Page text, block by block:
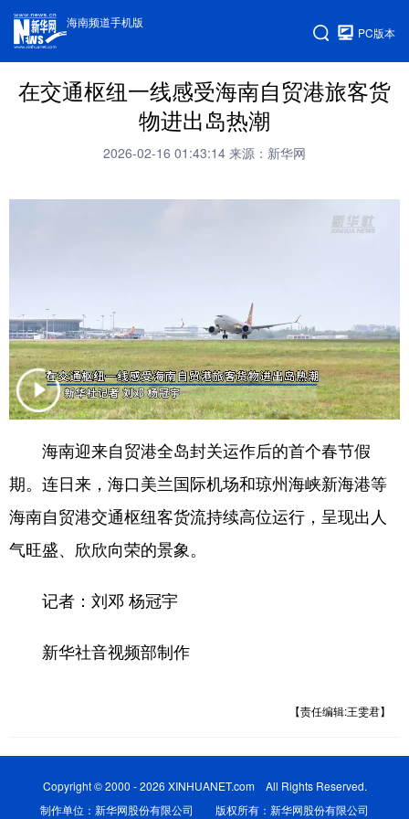
海南频道手机版
PC版本
在交通枢纽一线感受海南自贸港旅客货
物进出岛热潮
2026-02-16 01:43:14 来源：新华网
海南迎来自贸港全岛封关运作后的首个春节假
期。连日来，海口美兰国际机场和琼州海峡新海港等
海南自贸港交通枢纽客货流持续高位运行，呈现出人
气旺盛、欣欣向荣的景象。
记者：刘邓 杨冠宇
新华社音视频部制作
【责任编辑:王雯君】
Copyright © 2000 - 2026 XINHUANET.com All Rights Reserved.
制作单位：新华网股份有限公司 版权所有：新华网股份有限公司